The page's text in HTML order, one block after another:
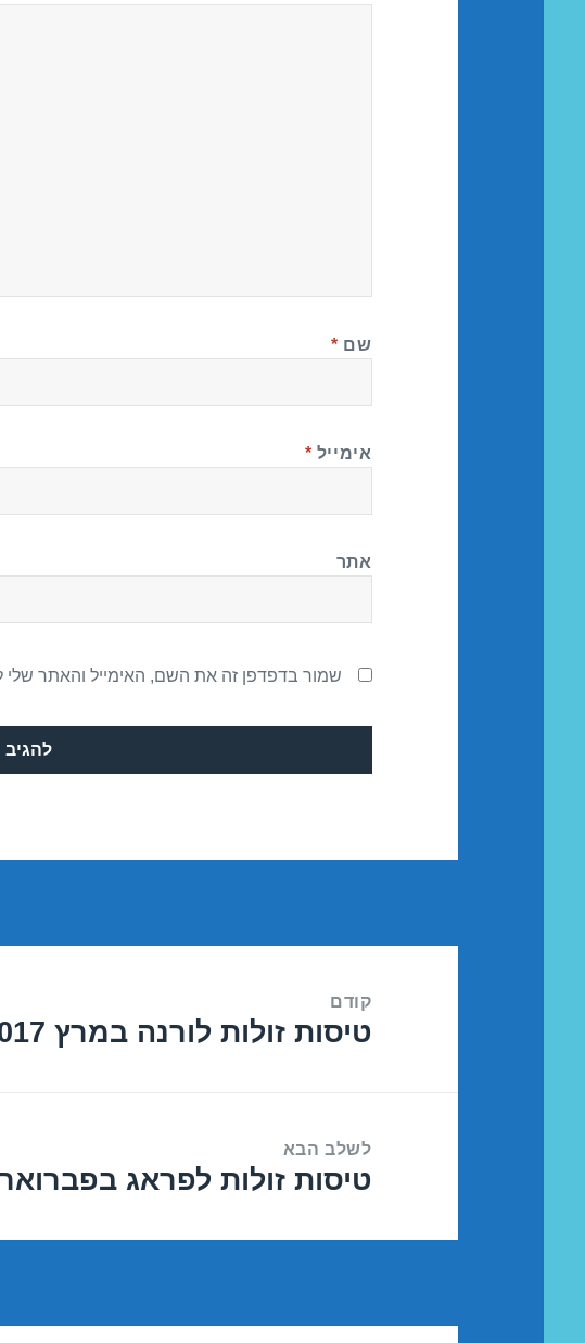
שם *
אימייל *
אתר
שמור בדפדפן זה את השם, האימייל והאתר
קודם
הפוסט
טיסות זולות לורנה במרץ 05/03/2017
לשלב הבא
הפוסט
טיסות זולות לפראג בפברואר 27/02/